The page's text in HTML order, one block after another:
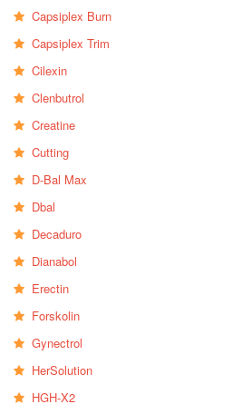
Capsiplex Burn
Capsiplex Trim
Cilexin
Clenbutrol
Creatine
Cutting
D-Bal Max
Dbal
Decaduro
Dianabol
Erectin
Forskolin
Gynectrol
HerSolution
HGH-X2